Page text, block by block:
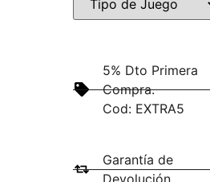
5% Dto Primera
Compra.
Cod: EXTRA5
Garantía de